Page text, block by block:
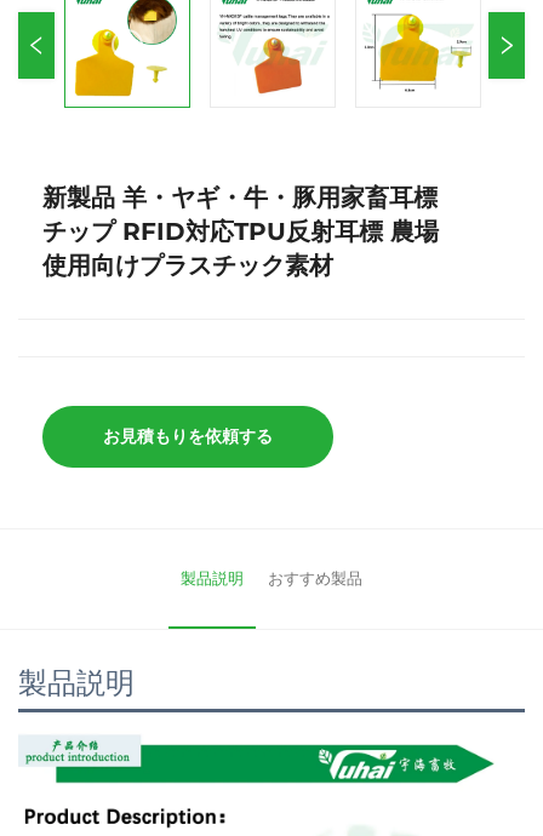
新製品 羊・ヤギ・牛・豚用家畜耳標
チップ RFID対応TPU反射耳標 農場
使用向けプラスチック素材
お見積もりを依頼する
製品説明 おすすめ製品
製品説明